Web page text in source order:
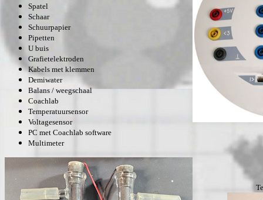
Spatel
Schaar
Schuurpapier
Pipetten
U buis
Grafietelektroden
Kabels met klemmen
Demiwater
Balans / weegschaal
Coachlab
Temperatuursensor
Voltagesensor
PC met Coachlab software
Multimeter